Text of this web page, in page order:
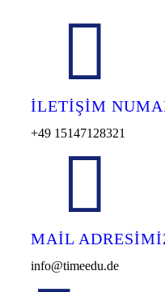
İLETIŞIM
+49 15147128321
MAIL
info@timeedu.de